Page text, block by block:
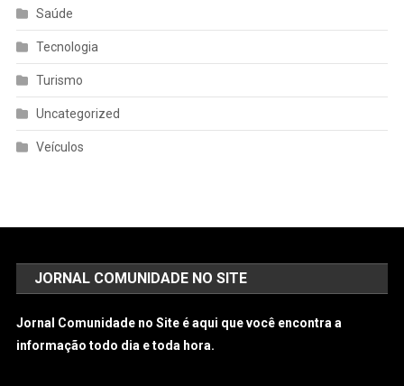
Saúde
Tecnologia
Turismo
Uncategorized
Veículos
JORNAL COMUNIDADE NO SITE
Jornal Comunidade no Site é aqui que você encontra a
informação todo dia e toda hora.